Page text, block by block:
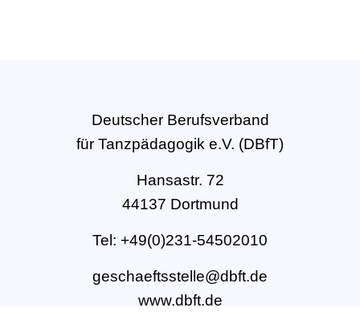
Deutscher Berufsverband
für Tanzpädagogik e.V. (DBfT)
Hansastr. 72
44137 Dortmund
Tel: +49(0)231-54502010
geschaeftsstelle@dbft.de
www.dbft.de